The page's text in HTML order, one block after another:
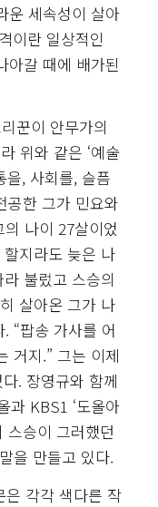
운 세속성이 살아
이란 일상적인
아갈 때에 배가된
꾼이 안무가의
위와 같은 ‘예술
을, 사회를, 슬픔
공한 그가 민요와
나이 27살이었
지라도 늦은 나
불렀고 스승의
살아온 그가 나
“팝송 가사를 어
거지.” 그는 이제
. 장영규와 함께
과 KBS1 ‘도올아
스승이 그러했던
을 만들고 있다.
은 각각 색다른 작